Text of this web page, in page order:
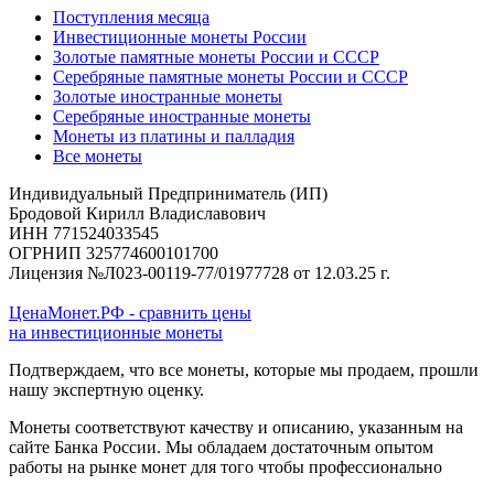
Поступления месяца
Инвестиционные монеты России
Золотые памятные монеты России и СССР
Серебряные памятные монеты России и СССР
Золотые иностранные монеты
Серебряные иностранные монеты
Монеты из платины и палладия
Все монеты
Индивидуальный Предприниматель (ИП)
Бродовой Кирилл Владиславович
ИНН 771524033545
ОГРНИП 325774600101700
Лицензия №Л023-00119-77/01977728 от 12.03.25 г.
ЦенаМонет.РФ - сравнить цены
на инвестиционные монеты
Подтверждаем, что все монеты, которые мы продаем, прошли
нашу экспертную оценку.
Монеты соответствуют качеству и описанию, указанным на
сайте Банка России. Мы обладаем достаточным опытом
работы на рынке монет для того чтобы профессионально